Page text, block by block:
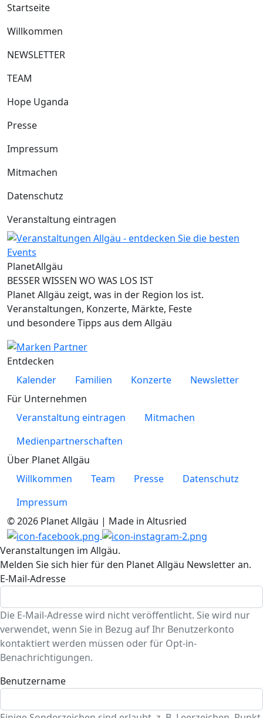
Startseite
Willkommen
NEWSLETTER
TEAM
Hope Uganda
Presse
Impressum
Mitmachen
Datenschutz
Veranstaltung eintragen
PlanetAllgäu
BESSER WISSEN WO WAS LOS IST
Planet Allgäu zeigt, was in der Region los ist.
Veranstaltungen, Konzerte, Märkte, Feste
und besondere Tipps aus dem Allgäu
Entdecken
Kalender
Familien Konzerte
Newsletter
Für Unternehmen
Veranstaltung eintragen
Mitmachen
Medienpartnerschaften
Über Planet Allgäu
Willkommen
Team Presse
Datenschutz
Impressum
© 2026 Planet Allgäu | Made in Altusried
Veranstaltungen im Allgäu.
Melden Sie sich hier für den Planet Allgäu Newsletter an.
E-Mail-Adresse
Die E-Mail-Adresse wird nicht veröffentlicht. Sie wird nur
verwendet, wenn Sie in Bezug auf Ihr Benutzerkonto
kontaktiert werden müssen oder für Opt-in-
Benachrichtigungen.
Benutzername